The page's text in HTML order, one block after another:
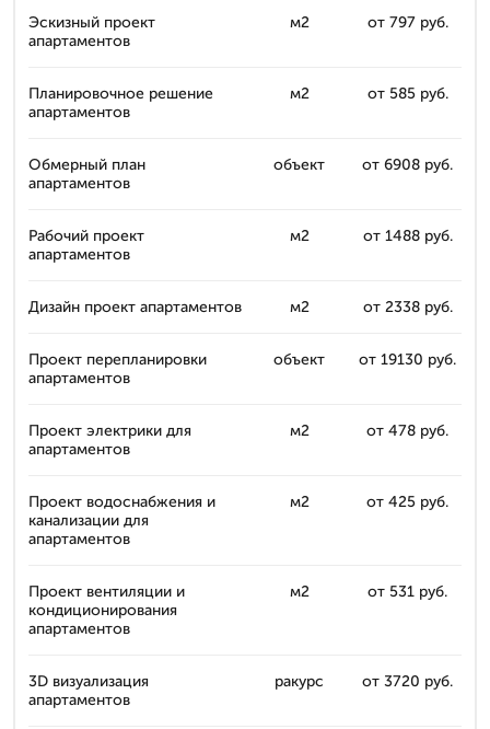
Эскизный проект
апартаментов
м2 от 797 руб.
Планировочное решение
апартаментов
м2 от 585 руб.
Обмерный план
апартаментов
объект от 6908 руб.
Рабочий проект
апартаментов
м2 от 1488 руб.
Дизайн проект апартаментов м2 от 2338 руб.
Проект перепланировки
апартаментов
объект от 19130 руб.
Проект электрики для
апартаментов
м2 от 478 руб.
Проект водоснабжения и
канализации для
апартаментов
м2 от 425 руб.
Проект вентиляции и
кондиционирования
апартаментов
м2 от 531 руб.
3D визуализация
апартаментов
ракурс от 3720 руб.